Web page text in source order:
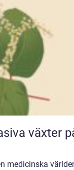
växter
medicinska